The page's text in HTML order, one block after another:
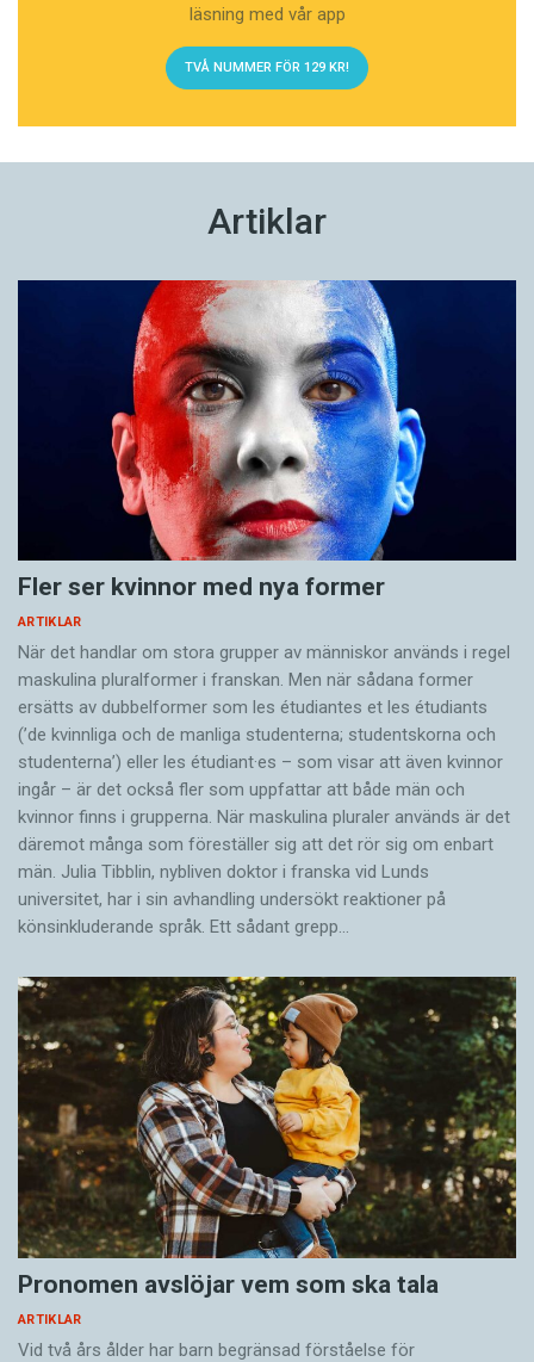
läsning med vår app
TVÅ NUMMER FÖR 129 KR!
Artiklar
Fler ser kvinnor med nya former
ARTIKLAR
När det handlar om stora grupper av människor används i regel
maskulina pluralformer i franskan. Men när sådana ­former
ersätts av dubbel­former som les étudiantes et les étudiants
(’de kvinnliga och de manliga studenterna; studentskorna och
studenterna’) eller les étudiant·es – som visar att även kvinnor
ingår – är det också fler som uppfattar att både män och
kvinnor finns i grupperna. När maskulina pluraler används är det
där­emot många som föreställer sig att det rör sig om enbart
män. Julia Tibblin, nybliven doktor i franska vid Lunds
universitet, har i sin avhandling undersökt reaktioner på
könsinkluderande språk. Ett sådant grepp…
Pronomen avslöjar vem som ska tala
ARTIKLAR
Vid två års ålder har barn begränsad förståelse för